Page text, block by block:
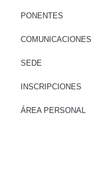
PONENTES
COMUNICACIONES
SEDE
INSCRIPCIONES
ÁREA PERSONAL